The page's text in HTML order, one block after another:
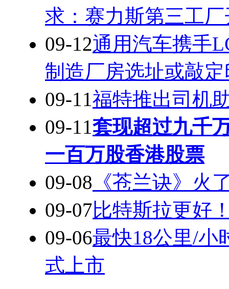
求：赛力斯第三工厂
09-12通用汽车携手
制造厂房选址或敲
09-11福特推出司机
09-11套现超过九千
一百万股香港股票
09-08 《苍兰诀》火
09-07比特斯拉更好
09-06最快18公里/小
式上市